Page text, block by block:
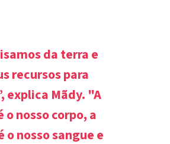
da terra e
recursos para
explica Mãdy. "A
o nosso corpo, a
o nosso sangue e